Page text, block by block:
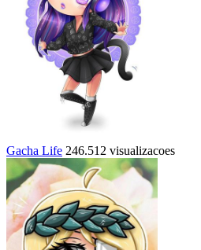
Gacha Life 246.512 visualizacoes